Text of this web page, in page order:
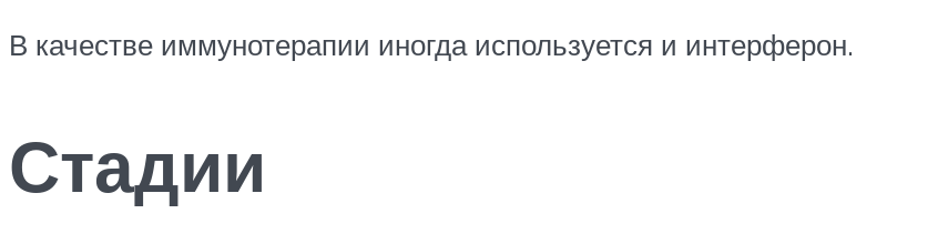
В качестве иммунотерапии иногда используется и интерферон.
Стадии